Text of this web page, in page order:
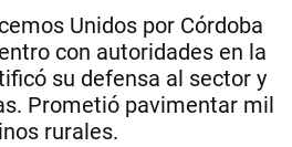
Unidos por Córdoba
con autoridades en la
su defensa al sector y
Prometió pavimentar mil
rurales.